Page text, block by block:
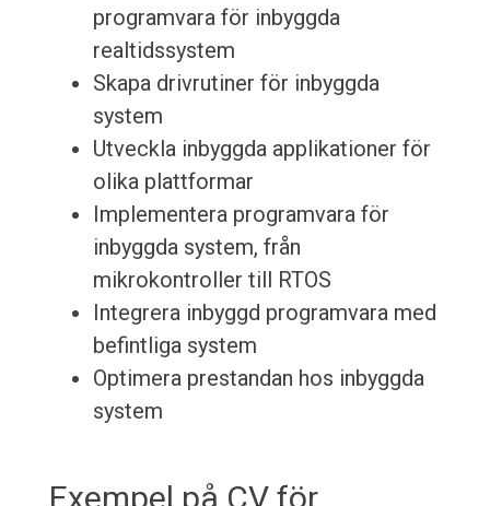
programvara för inbyggda
realtidssystem
Skapa drivrutiner för inbyggda
system
Utveckla inbyggda applikationer för
olika plattformar
Implementera programvara för
inbyggda system, från
mikrokontroller till RTOS
Integrera inbyggd programvara med
befintliga system
Optimera prestandan hos inbyggda
system
Exempel på CV för